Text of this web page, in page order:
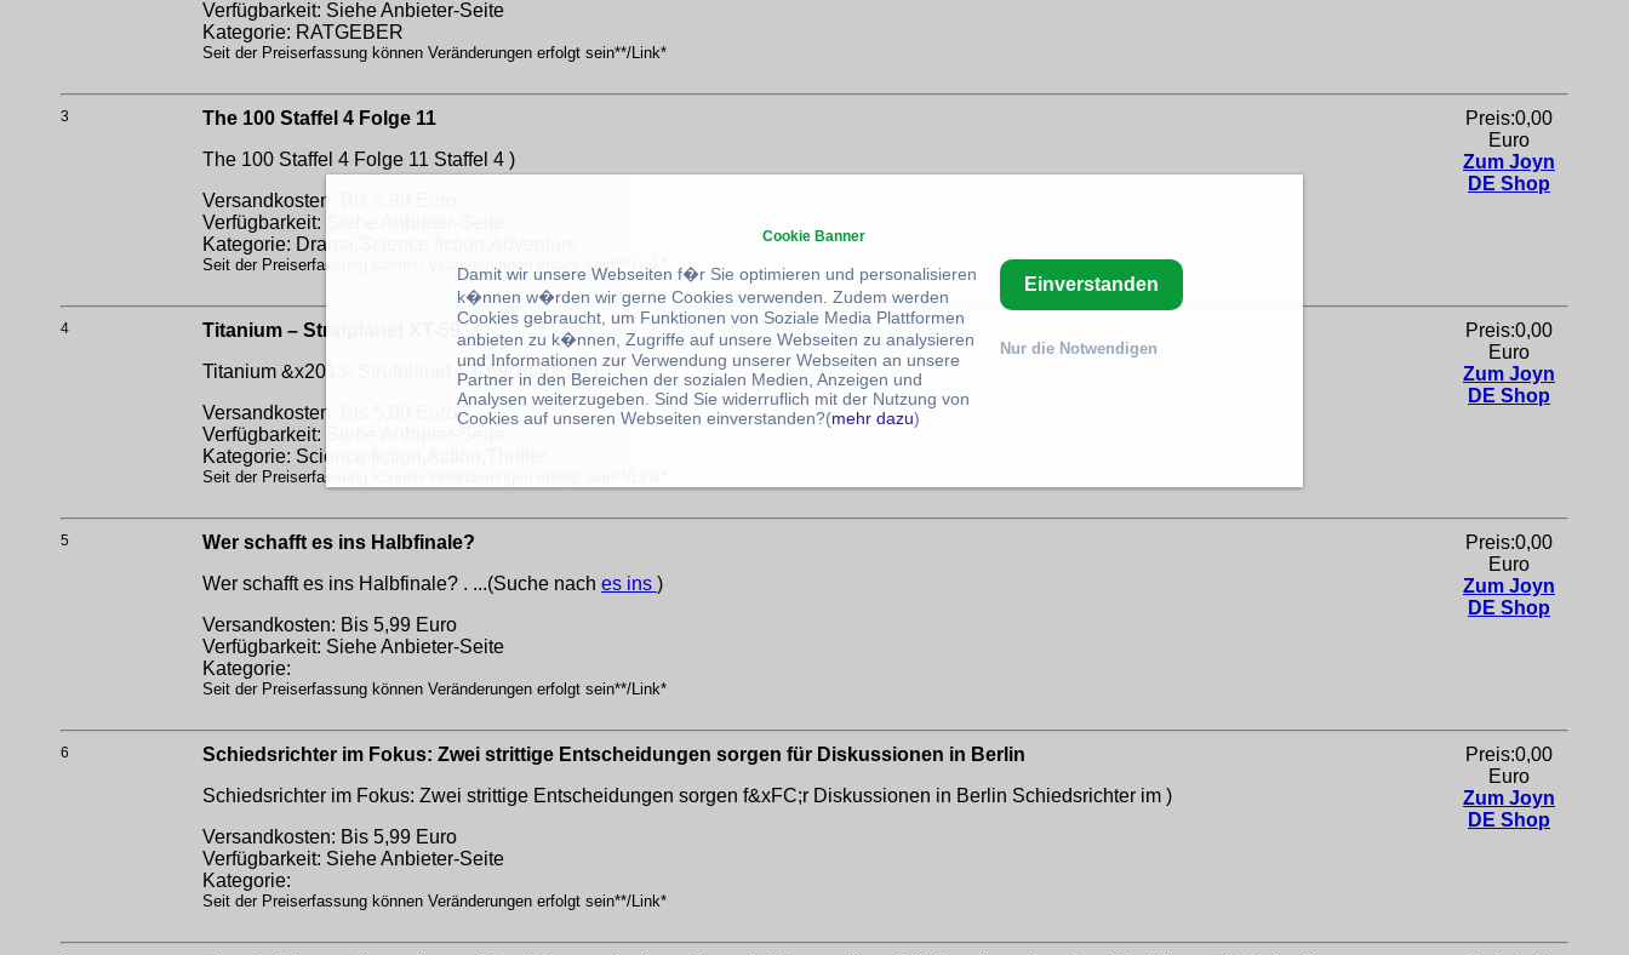
Verfügbarkeit: Siehe Anbieter-Seite
Kategorie: RATGEBER
Seit der Preiserfassung können Veränderungen erfolgt sein**/Link*
3
The 100 Staffel 4 Folge 11
The 100 Staffel 4 Folge 11 Staffel 4 )
Versandkosten: Bis 5,99 Euro
Verfügbarkeit: Siehe Anbieter-Seite
Kategorie: Drama,Science fiction,Adventure
Seit der Preiserfassung können Veränderungen erfolgt sein**/Link*
Preis:0,00
Euro
Zum Joyn
DE Shop
4
Titanium – Strafplanet XT-59
Titanium &x2013; Strafplanet XT-59Titanium )
Versandkosten: Bis 5,99 Euro
Verfügbarkeit: Siehe Anbieter-Seite
Kategorie: Science fiction,Action,Thriller
Seit der Preiserfassung können Veränderungen erfolgt sein**/Link*
Preis:0,00
Euro
Zum Joyn
DE Shop
5
Wer schafft es ins Halbfinale?
Wer schafft es ins Halbfinale? . ...(Suche nach es ins )
Versandkosten: Bis 5,99 Euro
Verfügbarkeit: Siehe Anbieter-Seite
Kategorie:
Seit der Preiserfassung können Veränderungen erfolgt sein**/Link*
Preis:0,00
Euro
Zum Joyn
DE Shop
6
Schiedsrichter im Fokus: Zwei strittige Entscheidungen sorgen für Diskussionen in Berlin
Schiedsrichter im Fokus: Zwei strittige Entscheidungen sorgen f&xFC;r Diskussionen in Berlin Schiedsrichter im )
Versandkosten: Bis 5,99 Euro
Verfügbarkeit: Siehe Anbieter-Seite
Kategorie:
Seit der Preiserfassung können Veränderungen erfolgt sein**/Link*
Preis:0,00
Euro
Zum Joyn
DE Shop
Cookie Banner
Damit wir unsere Webseiten f�r Sie optimieren und personalisieren
k�nnen w�rden wir gerne Cookies verwenden. Zudem werden
Cookies gebraucht, um Funktionen von Soziale Media Plattformen
anbieten zu k�nnen, Zugriffe auf unsere Webseiten zu analysieren
und Informationen zur Verwendung unserer Webseiten an unsere
Partner in den Bereichen der sozialen Medien, Anzeigen und
Analysen weiterzugeben. Sind Sie widerruflich mit der Nutzung von
Cookies auf unseren Webseiten einverstanden?(mehr dazu)
Einverstanden
Nur die Notwendigen